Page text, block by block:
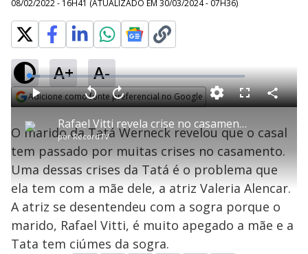
08/02/2022 - 16H41 (ATUALIZADO EM 30/03/2024 - 07H36)
A+ A-
Adicione como fonte preferencial no Google
P
l
a
Rafael Vitti revela crise no casamento com Tatá Werneck
porRecordTV
P V
a
r
0
s
e
g
n
d
s
A
s
e
u
n
o
s
L
o
a
d
e
4
.
9
%
F
l
e
n
C
o
a
r
i
l
a
O marido da Tatá Werneck revelou que o casal
tem passado por muitas crises no casamento.
Uma dessas crises da Tatá é o problema que
ela tem com a mãe dele, a atriz Valeria Alencar.
A atriz se desentendeu com a sogra porque o
marido, Rafael Vitti, é muito apegado a mãe e a
Tata tem ciúmes da sogra.